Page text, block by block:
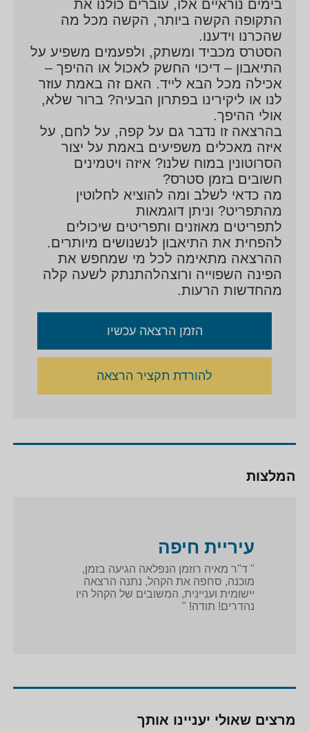
בימים נוראיים אלו, עוברים כולנו את
התקופה הקשה ביותר, הקשה מכל מה
שהכרנו וידענו.
הסטרס מכביד ומשתק, ולפעמים משפיע על
התיאבון – דיכוי החשק לאכול או ההיפך –
אכילה מכל הבא לייד. האם זה באמת עוזר
לנו או ליקירינו בפתרון הבעיה? ברור שלא,
אולי ההיפך.
בהרצאה זו נדבר גם על קפה, על לחם, על
איזה מאכלים משפיעים באמת על יצור
הסרוטונין במוח שלנו? איזה ויטמינים
חשובים בזמן סטרס?
מה כדאי לשלב ומה להוציא לחלוטין
מהתפריט? וניתן דוגמאות
לתפריטים מאוזנים ותפריטים שיכולים
להפחית את התיאבון לנשנושים מיותרים.
ההרצאה מתאימה לכל מי שמחפש את
הפינה השפוייה ורוצהלהתנתק לשעה קלה
מהחדשות הרעות.
הזמן הרצאה עכשיו
להורדת תקציר הרצאה
המלצות
עיריית חיפה
" ד"ר מאיה רוזמן הנפלאה הגיעה בזמן,
מוכנה, סחפה את הקהל, נתנה הרצאה
יישומית ועניינית, המשובים של הקהל היו
נהדרים! תודה! "
מרצים שאולי יעניינו אותך